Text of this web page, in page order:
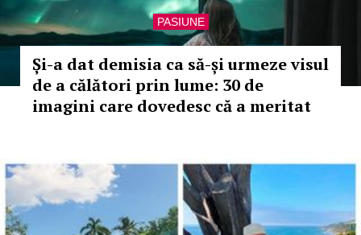
PASIUNE
Și-a dat demisia ca să-și urmeze visul
de a călători prin lume: 30 de
imagini care dovedesc că a meritat